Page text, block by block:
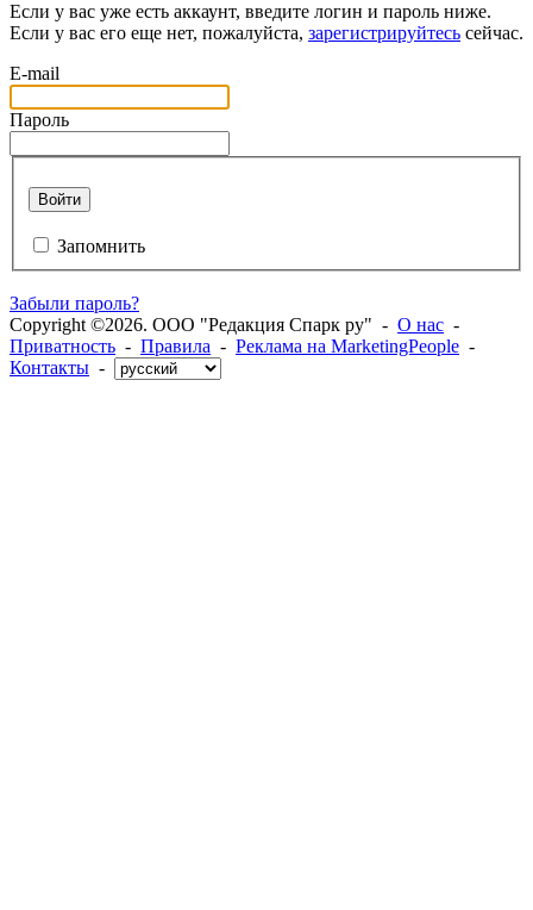
Если у вас уже есть аккаунт, введите логин и пароль ниже.
Если у вас его еще нет, пожалуйста, зарегистрируйтесь сейчас.
E-mail
Пароль
Войти
Запомнить
Забыли пароль?
Copyright ©2026. ООО "Редакция Спарк ру" - О нас -
Приватность - Правила - Реклама на MarketingPeople -
Контакты -